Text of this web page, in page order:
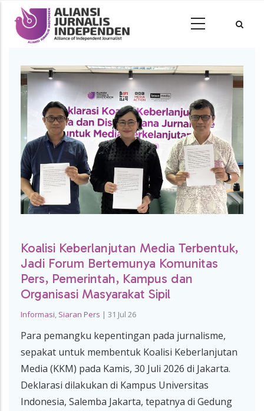
Koalisi Keberlanjutan Media Terbentuk,
Jadi Forum Bertemunya Komunitas
Pers, Pemerintah, Kampus dan
Organisasi Masyarakat Sipil
Informasi, Siaran Pers | 31 Jul 26
Para pemangku kepentingan pada jurnalisme,
sepakat untuk membentuk Koalisi Keberlanjutan
Media (KKM) pada Kamis, 30 Juli 2026 di Jakarta.
Deklarasi dilakukan di Kampus Universitas
Indonesia, Salemba Jakarta, tepatnya di Gedung